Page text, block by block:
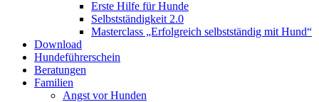
Erste Hilfe für Hunde
Selbstständigkeit 2.0
Masterclass „Erfolgreich selbstständig mit Hund“
Download
Hundeführerschein
Beratungen
Familien
Angst vor Hunden